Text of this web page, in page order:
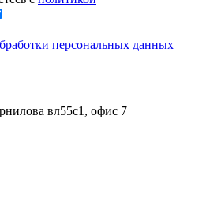
персональных данных
вл55с1, офис 7